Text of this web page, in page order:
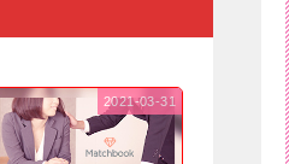
2021-03-31